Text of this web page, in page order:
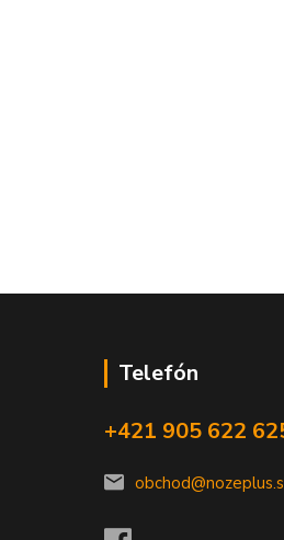
Telefón
+421 905 622